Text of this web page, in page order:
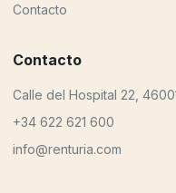
Contacto
Contacto
Calle del Hospital 22,
+34 622 621 600
info@renturia.com